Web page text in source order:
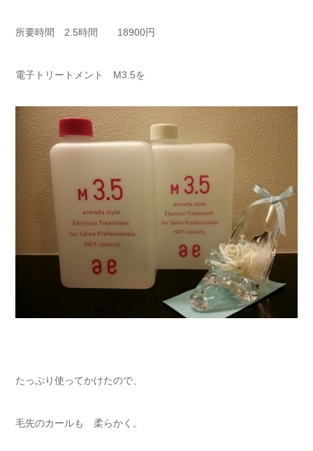
所要時間 2.5時間 18900円
電子トリートメント M3.5を
たっぷり使ってかけたので、
毛先のカールも 柔らかく。